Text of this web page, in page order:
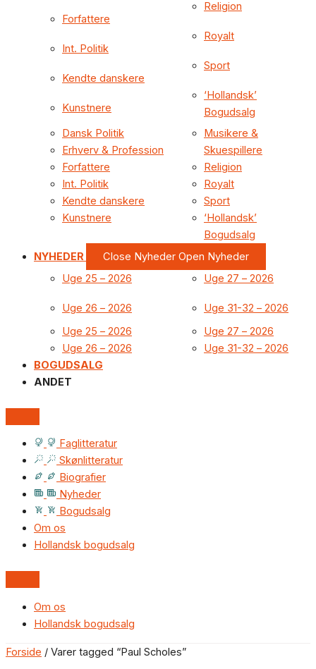
Forfattere
Int. Politik
Kendte danskere
Kunstnere
Religion
Royalt
Sport
‘Hollandsk’
Bogudsalg
Dansk Politik
Erhverv & Profession
Forfattere
Int. Politik
Kendte danskere
Kunstnere
Musikere &
Skuespillere
Religion
Royalt
Sport
‘Hollandsk’
Bogudsalg
NYHEDER
Close Nyheder Open Nyheder
Uge 25 – 2026
Uge 26 – 2026
Uge 27 – 2026
Uge 31-32 – 2026
Uge 25 – 2026
Uge 26 – 2026
Uge 27 – 2026
Uge 31-32 – 2026
BOGUDSALG
ANDET
Faglitteratur
Skønlitteratur
Biografier
Nyheder
Bogudsalg
Om os
Hollandsk bogudsalg
Om os
Hollandsk bogudsalg
Forside / Varer tagged “Paul Scholes”